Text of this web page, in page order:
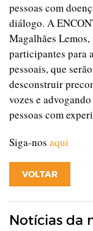
pessoas com
diálogo. A
Magalhães
participantes para
pessoais, que
desconstruir
vozes e
pessoas com
Siga-nos aqui
VOLTAR
Notícias da